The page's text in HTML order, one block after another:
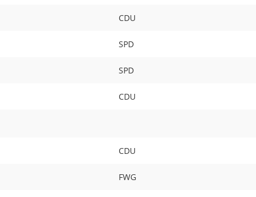
CDU
SPD
SPD
CDU
CDU
FWG